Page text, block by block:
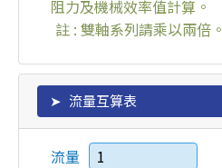
阻力及機械效率值計算。
註 : 雙軸系列請乘以兩倍。
流量互算表
流量